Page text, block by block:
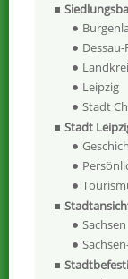
Leipzig
Stadt
Stadt
Sachsen